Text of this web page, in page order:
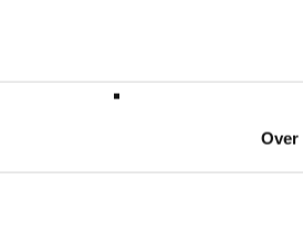
Over
en het
en plezier. Het biedt een unieke
Waarom? Omdat het
conditie EN motoriek van een kind!